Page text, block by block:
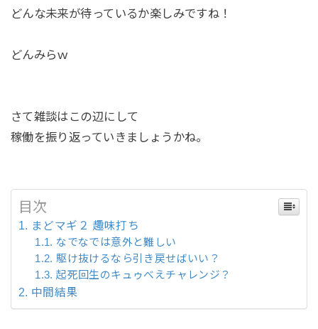
どんな未来が待っているか楽しみですね！
どんみらｗ
さて雑談はこの辺にして
稼働を振り返っていきましょうかね。
目次
まどマギ２ 趣味打ち
なでなでは意外と難しい
駆け抜けるなら引き戻せばいい？
起死回生のキュゥべえチャレンジ？
中間結果